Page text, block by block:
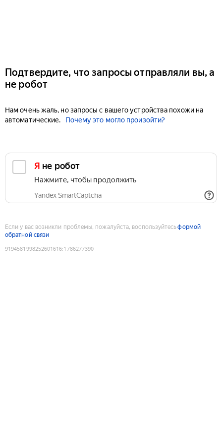
Подтвердите, что запросы отправляли вы, а
не робот
Нам очень жаль, но запросы с вашего устройства похожи на
автоматические.
Почему это могло произойти?
Я не робот
Нажмите, чтобы продолжить
Yandex SmartCaptcha
Если у вас возникли проблемы, пожалуйста, воспользуйтесьформой
обратной связи
9194581998252601616:1786277390